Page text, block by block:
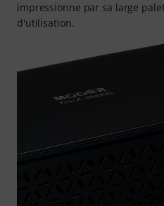
impressionne par sa large
d'utilisation.